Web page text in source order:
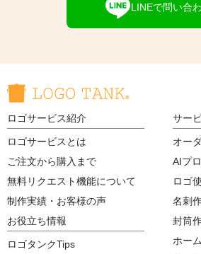
LINEで問い合
ロゴサービス紹介
ロゴサービスとは
ご注文から購入まで
無料リクエスト機能について
制作実績・お客様の声
お役立ち情報
ロゴタンクTips
サー
オー
AIプ
ロゴ
名刺
封筒
ホー